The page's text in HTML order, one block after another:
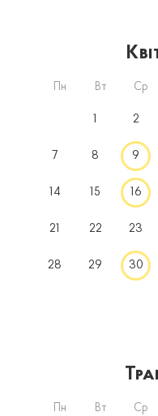
Пн Вт Ср
1 2
7 8 9
14 15 16
21 22 23
28 29 30
Пн Вт Ср